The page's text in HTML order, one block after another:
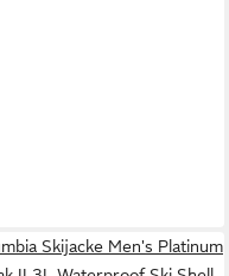
Skijacke Men's Platinum